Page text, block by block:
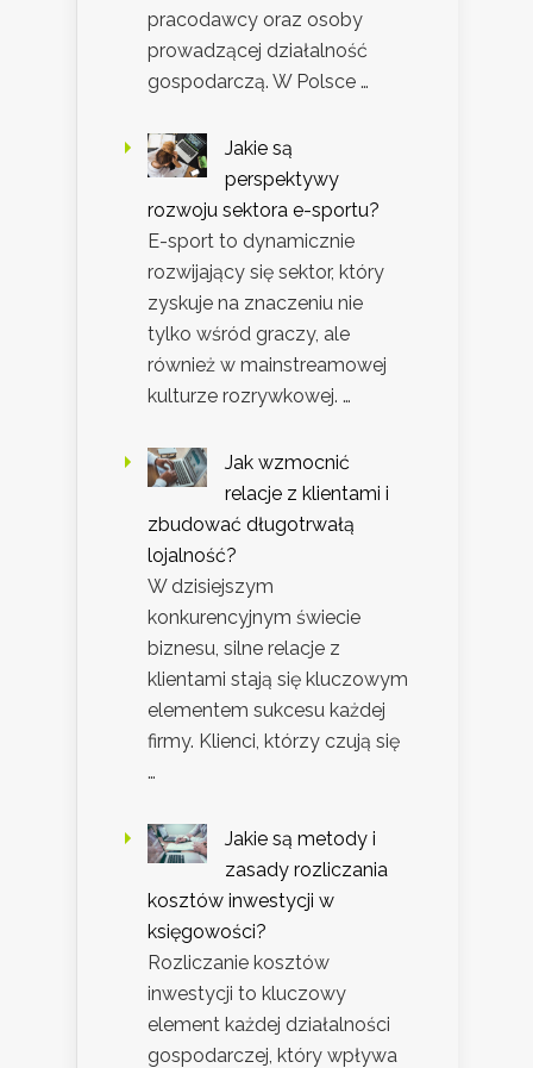
pracodawcy oraz osoby
prowadzącej działalność
gospodarczą. W Polsce …
Jakie są
perspektywy
rozwoju sektora e-sportu?
E-sport to dynamicznie
rozwijający się sektor, który
zyskuje na znaczeniu nie
tylko wśród graczy, ale
również w mainstreamowej
kulturze rozrywkowej. …
Jak wzmocnić
relacje z klientami i
zbudować długotrwałą
lojalność?
W dzisiejszym
konkurencyjnym świecie
biznesu, silne relacje z
klientami stają się kluczowym
elementem sukcesu każdej
firmy. Klienci, którzy czują się
…
Jakie są metody i
zasady rozliczania
kosztów inwestycji w
księgowości?
Rozliczanie kosztów
inwestycji to kluczowy
element każdej działalności
gospodarczej, który wpływa